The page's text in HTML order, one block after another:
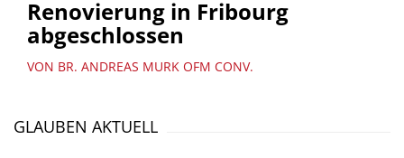
Renovierung in Fribourg
abgeschlossen
VON BR. ANDREAS MURK OFM CONV.
GLAUBEN AKTUELL